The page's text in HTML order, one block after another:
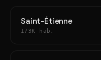
Saint-Étienne
173K hab.